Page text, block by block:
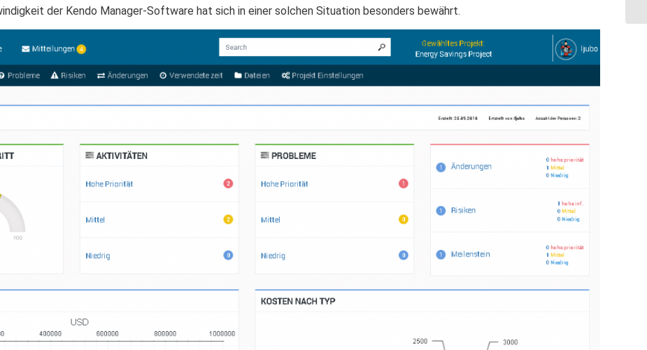
der Kendo Manager-Software hat sich in einer solchen Situation besonders bewährt.